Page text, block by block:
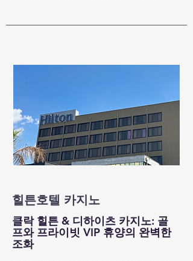
​힐튼호텔 카지노
클락 힐튼 & 디하이츠 카지노: 골
프와 프라이빗 VIP 휴양의 완벽한
조화